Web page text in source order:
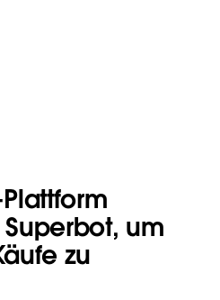
um
zu